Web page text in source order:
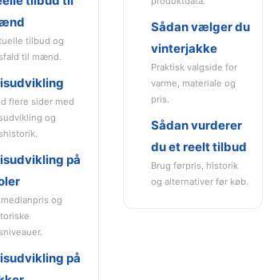
tilbud og
til mænd.
flere sider med
og
på
medianpris og
på
Sådan vælger du
vinterjakke
Praktisk valgside for
varme, materiale og
pris.
Sådan vurderer
du et reelt tilbud
Brug førpris, historik
og alternativer før køb.